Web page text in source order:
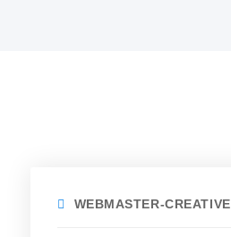
WEBMASTER-CREATIVE